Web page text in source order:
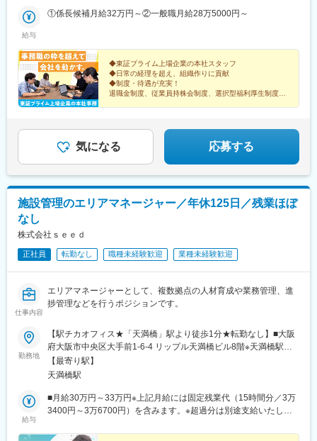
給与
①係長候補月給32万円～②一般職月給28万5000円～
◆東証プライム上場企業の本社スタッフ
◆日常の経理を超え、組織作りに貢献
◆制度・待遇が充実！
退職金制度、従業員持株会制度、選択型福利厚生制度、
気になる 応募する
施設管理のエリアマネージャー／年休125日／残業ほぼ
なし
株式会社ｓｅｅｄ
正社員 転勤なし 職種未経験歓迎 業種未経験歓迎
仕事内容
エリアマネージャーとして、複数拠点の人材育成や業務管理、進
捗管理などを行うポジションです。
勤務地
【駅チカオフィス★「天満橋」駅より徒歩1分★転勤なし】■大阪
府大阪市中央区大手前1-6-4 リップル天満橋ビル8階※天満橋駅周
辺の他事業所への異動あり〈アクセス〉・京阪・大阪メトロ「天
満橋」駅より徒歩1分・大阪メトロ「谷町四丁目」駅より徒歩7分
【最寄り駅】
天満橋駅
給与
■月給30万円～33万円※上記月給には固定残業代（15時間分／3万
3400円～3万6700円）を含みます。※超過分は別途支給いたしま